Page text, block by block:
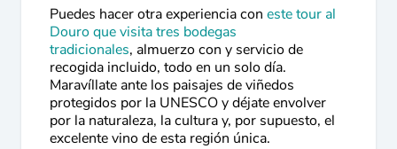
Puedes hacer otra experiencia con este tour al
Douro que visita tres bodegas
tradicionales, almuerzo con y servicio de
recogida incluido, todo en un solo día.
Maravíllate ante los paisajes de viñedos
protegidos por la UNESCO y déjate envolver
por la naturaleza, la cultura y, por supuesto, el
excelente vino de esta región única.